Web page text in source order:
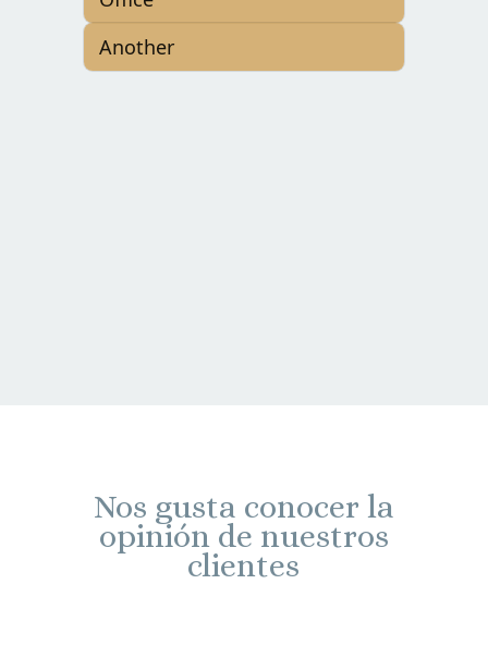
Nos gusta conocer la
opinión de nuestros
clientes